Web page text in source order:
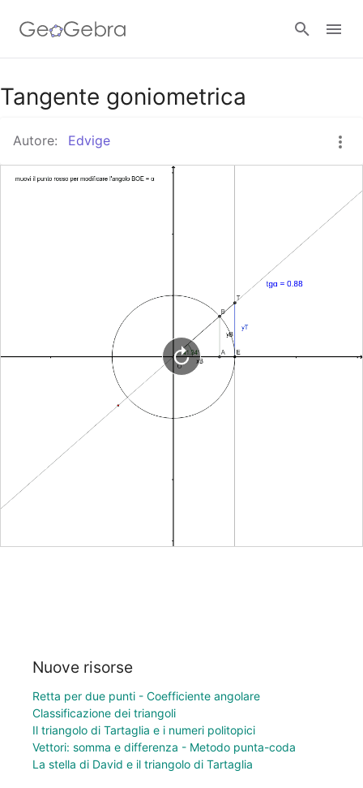
Google Classroom
GeoGebra Classroom
Tangente goniometrica
Autore: Edvige
Nuove risorse
Retta per due punti - Coefficiente angolare
Classificazione dei triangoli
Il triangolo di Tartaglia e i numeri politopici
Vettori: somma e differenza - Metodo punta-coda
La stella di David e il triangolo di Tartaglia